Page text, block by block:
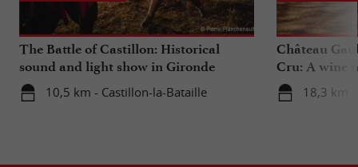
The Battle of Castillon: Historical
sound and light show in Gironde
10,5 km - Castillon-la-Bataille
Château
Cru: A wine
heart
18,3 km -